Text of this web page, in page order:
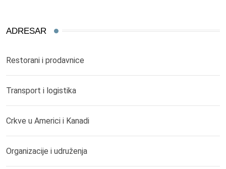
ADRESAR
Restorani i prodavnice
Transport i logistika
Crkve u Americi i Kanadi
Organizacije i udruženja